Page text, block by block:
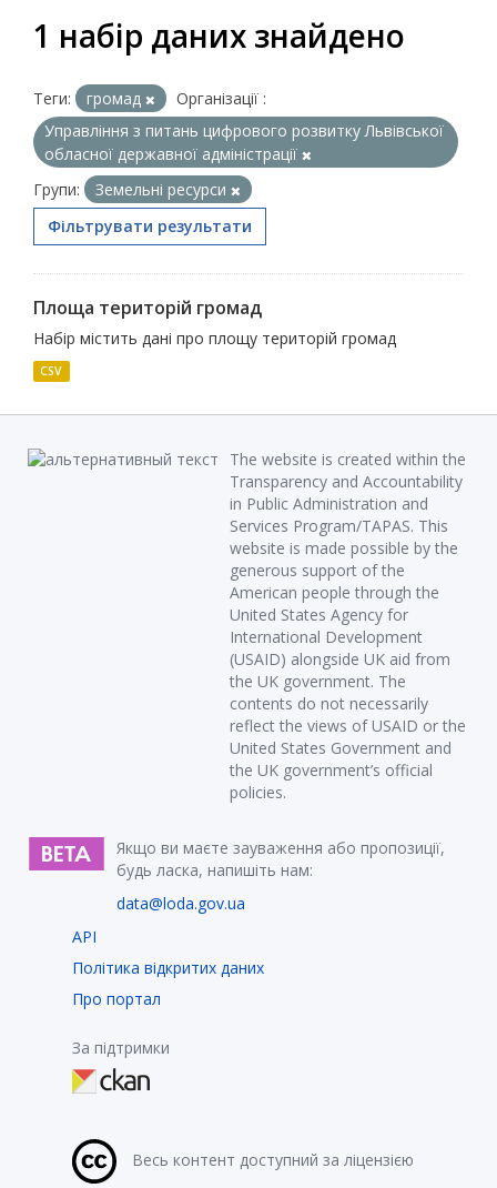
1 набір даних знайдено
Теги: громад
Організації :
Управління з питань цифрового розвитку Львівської
обласної державної адміністрації
Групи:
Земельні ресурси
Фільтрувати результати
Площа територій громад
Набір містить дані про площу територій громад
CSV
The website is created within the
Transparency and Accountability
in Public Administration and
Services Program/TAPAS. This
website is made possible by the
generous support of the
American people through the
United States Agency for
International Development
(USAID) alongside UK aid from
the UK government. The
contents do not necessarily
reflect the views of USAID or the
United States Government and
the UK government’s official
policies.
Якщо ви маєте зауваження або пропозиції,
будь ласка, напишіть нам:
data@loda.gov.ua
API
Політика відкритих даних
Про портал
За підтримки
Весь контент доступний за ліцензією